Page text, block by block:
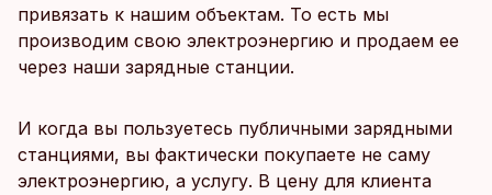
привязать к нашим объектам. То есть мы
производим свою электроэнергию и продаем ее
через наши зарядные станции.
И когда вы пользуетесь публичными зарядными
станциями, вы фактически покупаете не саму
электроэнергию, а услугу. В цену для клиента